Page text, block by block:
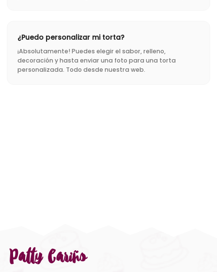
¿Puedo personalizar mi torta?
¡Absolutamente! Puedes elegir el sabor, relleno,
decoración y hasta enviar una foto para una torta
personalizada. Todo desde nuestra web.
Patty Cariño